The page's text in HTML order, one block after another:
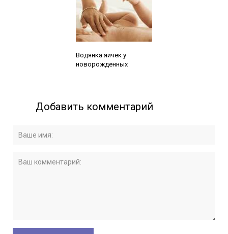
Водянка яичек у
новорожденных
Добавить комментарий